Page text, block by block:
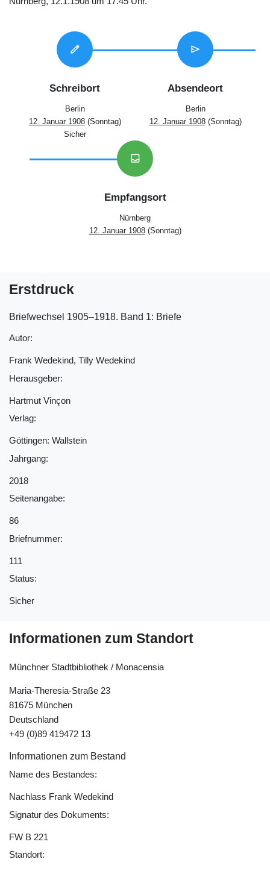
edit
Schreibort
Berlin
12. Januar 1908(Sonntag)
Sicher
send
Absendeort
Berlin
12. Januar 1908(Sonntag)
inbox
Empfangsort
Nürnberg
12. Januar 1908(Sonntag)
Erstdruck
Briefwechsel 1905‒1918. Band 1: Briefe
Autor:
Frank Wedekind, Tilly Wedekind
Herausgeber:
Hartmut Vinçon
Verlag:
Göttingen: Wallstein
Jahrgang:
2018
Seitenangabe:
86
Briefnummer:
111
Status:
Sicher
Informationen zum Standort
Münchner Stadtbibliothek / Monacensia
Maria-Theresia-Straße 23
81675 München
Deutschland
+49 (0)89 419472 13
Informationen zum Bestand
Name des Bestandes:
Nachlass Frank Wedekind
Signatur des Dokuments:
FW B 221
Standort: